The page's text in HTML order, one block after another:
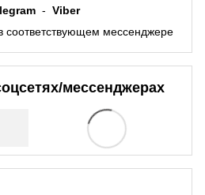
- Viber
соответствующем мессенджере
мессенджерах